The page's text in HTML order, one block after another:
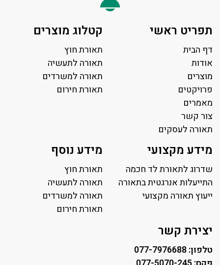
תפריט ראשי
דף הבית
אודות
מוצרים
פרויקטים
מאמרים
צור קשר
תאורה לעסקים
פאנל לד
פרופיל תאורה
תאורה לאולמות ספורט
תאורה למגרשי טניס
קטלוג מוצרים
תאורת חוץ
תאורה לתעשיה
תאורה למשרדים
תאורת חירום
מידע מקצועי
שדרוג לתאורת לד חכמה
התייעלות אנרגטית בתאורה
ייעוץ תאורה מקצועי
מידע נוסף
תאורת חוץ
תאורה לתעשיה
תאורה למשרדים
תאורת חירום
יצירת קשר
טלפון: 077-7976688